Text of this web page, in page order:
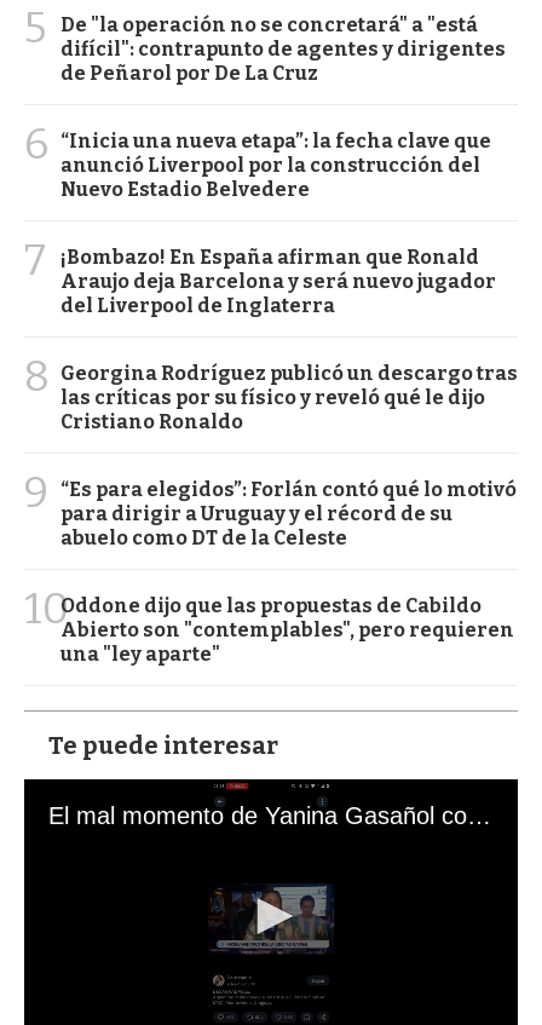
5
De "la operación no se concretará" a "está
difícil": contrapunto de agentes y dirigentes
de Peñarol por De La Cruz
6
“Inicia una nueva etapa”: la fecha clave que
anunció Liverpool por la construcción del
Nuevo Estadio Belvedere
7
¡Bombazo! En España afirman que Ronald
Araujo deja Barcelona y será nuevo jugador
del Liverpool de Inglaterra
8
Georgina Rodríguez publicó un descargo tras
las críticas por su físico y reveló qué le dijo
Cristiano Ronaldo
9
“Es para elegidos”: Forlán contó qué lo motivó
para dirigir a Uruguay y el récord de su
abuelo como DT de la Celeste
10Oddone dijo que las propuestas de Cabildo
Abierto son "contemplables", pero requieren
una "ley aparte"
Te puede interesar
El mal momento de Yanina Gasañol con un hincha argentino en "Subrayado"